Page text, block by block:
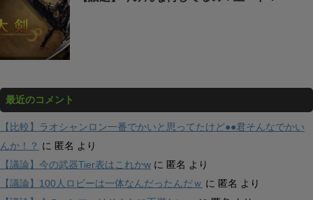
最近のコメント
【比較】ラオシャンロン一番でかいと思ってたけど●●君そんなでかい
んか！？ に 匿名 より
【議論】今の武器Tier表はこれかw に 匿名 より
【議論】100人ロビーは一体なんだったんだｗ に 匿名 より